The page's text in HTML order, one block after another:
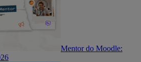
Mentor do Moodle: